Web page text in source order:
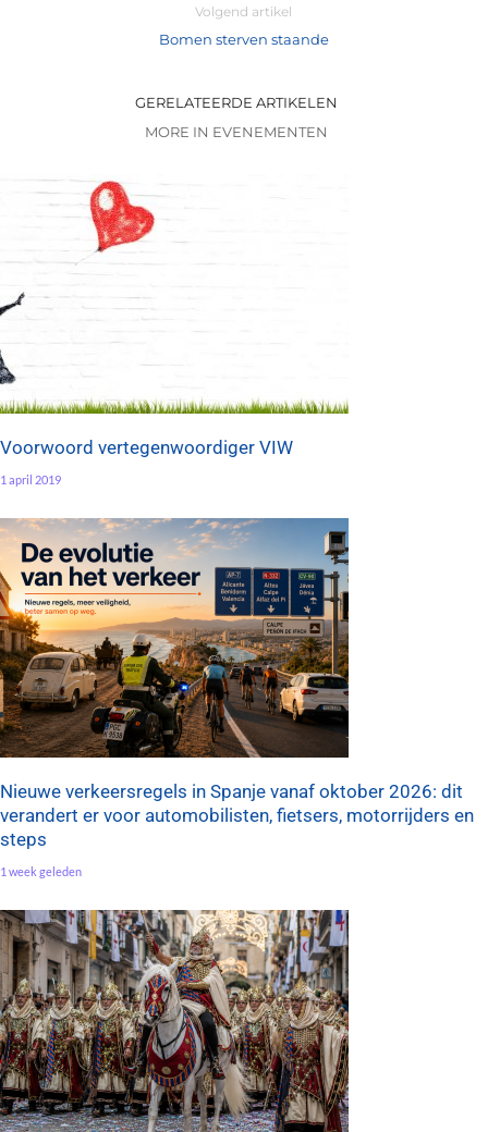
Volgend artikel
Bomen sterven staande
GERELATEERDE ARTIKELEN
MORE IN EVENEMENTEN
Voorwoord vertegenwoordiger VIW
1 april 2019
Nieuwe verkeersregels in Spanje vanaf oktober 2026: dit
verandert er voor automobilisten, fietsers, motorrijders en
steps
1 week geleden